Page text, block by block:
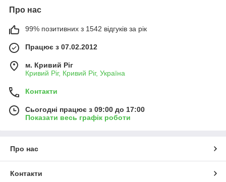
Про нас
99% позитивних з 1542 відгуків за рік
Працює з 07.02.2012
м. Кривий Ріг
Кривий Ріг, Кривий Ріг, Україна
Контакти
Сьогодні працює з 09:00 до 17:00
Показати весь графік роботи
Про нас
Контакти